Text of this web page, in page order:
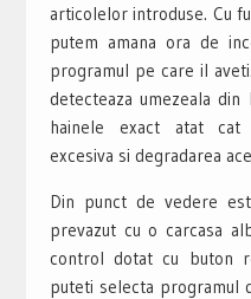
articolelor introduse. Cu
putem amana ora de
programul pe care il
detecteaza umezeala
hainele exact atat cat
excesiva si degradarea
Din punct de vedere
prevazut cu o carcasa
control dotat cu buton
puteti selecta programul